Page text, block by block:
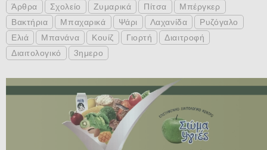
Άρθρα
Σχολείο Ζυμαρικά Πίτσα
Μπέργκερ
Βακτήρια
Μπαχαρικά Ψάρι Λαχανίδα
Ρυζόγαλο
Ελιά
Μπανάνα Κουίζ Γιορτή
Διαιτροφή
Διαιτολογικό
3ημερο